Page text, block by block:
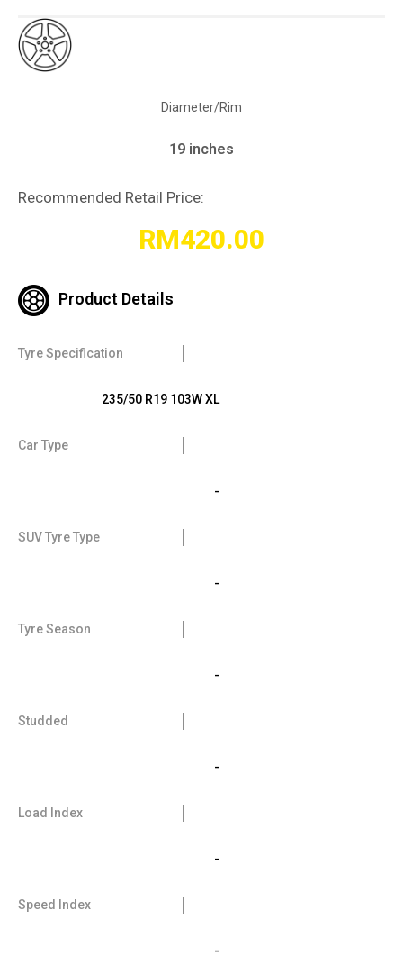
Diameter/Rim
19 inches
Recommended Retail Price:
RM420.00
Product Details
Tyre Specification
235/50 R19 103W XL
Car Type
-
SUV Tyre Type
-
Tyre Season
-
Studded
-
Load Index
-
Speed Index
-